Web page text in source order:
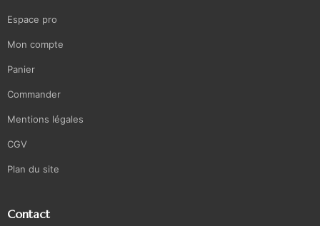
Espace pro
Mon compte
Panier
Commander
Mentions légales
CGV
Plan du site
Contact